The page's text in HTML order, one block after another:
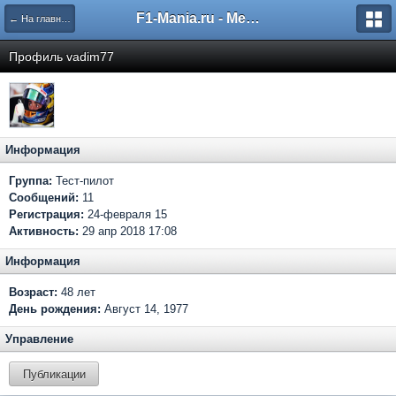
← На главную F1-Mania.ru - Международный чемпионат по симрейсингу
Профиль vadim77
Информация
Группа: Тест-пилот
Сообщений: 11
Регистрация: 24-февраля 15
Активность: 29 апр 2018 17:08
Информация
Возраст: 48 лет
День рождения: Август 14, 1977
Управление
Публикации